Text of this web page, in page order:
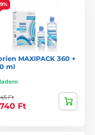
MAXIPACK 360 +
ml
Ft
Ft